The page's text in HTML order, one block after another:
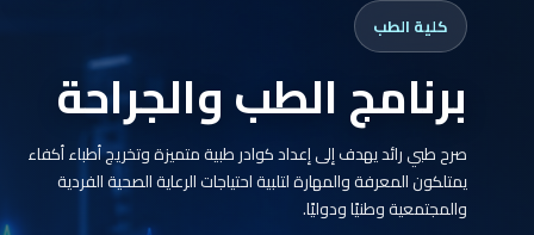
كلية الطب
برنامج الطب والجراحة
صرح طبي رائد يهدف إلى إعداد كوادر طبية متميزة وتخريج أطباء أكفاء
يمتلكون المعرفة والمهارة لتلبية احتياجات الرعاية الصحية الفردية
والمجتمعية وطنيًا ودوليًا.